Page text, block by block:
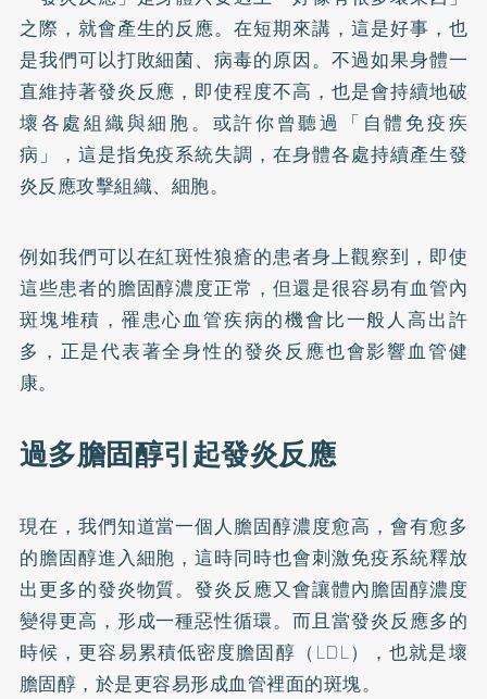
之際，就會產生的反應。在短期來講，這是好事，也
是我們可以打敗細菌、病毒的原因。不過如果身體一
直維持著發炎反應，即使程度不高，也是會持續地破
壞各處組織與細胞。或許你曾聽過「自體免疫疾
病」，這是指免疫系統失調，在身體各處持續產生發
炎反應攻擊組織、細胞。
例如我們可以在紅斑性狼瘡的患者身上觀察到，即使
這些患者的膽固醇濃度正常，但還是很容易有血管內
斑塊堆積，罹患心血管疾病的機會比一般人高出許
多，正是代表著全身性的發炎反應也會影響血管健
康。
過多膽固醇引起發炎反應
現在，我們知道當一個人膽固醇濃度愈高，會有愈多
的膽固醇進入細胞，這時同時也會刺激免疫系統釋放
出更多的發炎物質。發炎反應又會讓體內膽固醇濃度
變得更高，形成一種惡性循環。而且當發炎反應多的
時候，更容易累積低密度膽固醇（LDL），也就是壞
膽固醇，於是更容易形成血管裡面的斑塊。